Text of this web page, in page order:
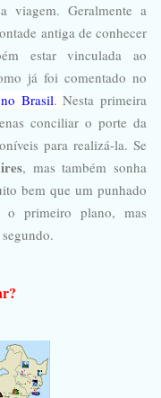
viagem. Geralmente a
antiga de conhecer
estar vinculada ao
já foi comentado no
Brasil.Nesta primeira
conciliar o porte da
para realizá-la. Se
, mas também sonha
bem que um punhado
primeiro plano, mas